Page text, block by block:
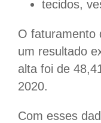
tecidos,
O faturamento
um resultado
alta foi de
2020.
Com esses